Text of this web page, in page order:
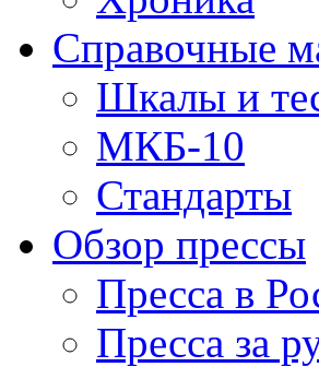
Справочные
Шкалы и
МКБ-10
Стандарты
Обзор прессы
Пресса в
Пресса за